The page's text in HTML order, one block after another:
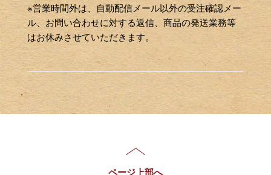
※営業時間外は、自動配信メール以外の受注確認メー
ル、お問い合わせに対する返信、商品の発送業務等
はお休みさせていただきます。
ページ上部へ